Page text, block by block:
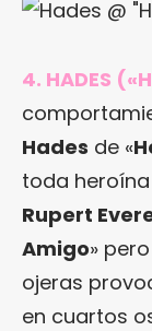
4. HADES
Hades de «
toda
Rupert
Amigo»
ojeras
en cuartos